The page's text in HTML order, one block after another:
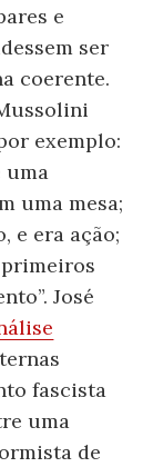
e
ser
coerente.
exemplo:
uma
uma mesa;
e era ação;
José
fascista
uma
de